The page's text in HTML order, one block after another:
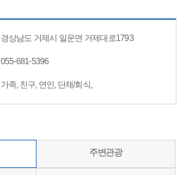
경상남도 거제시 일운면 거제대로1793
055-681-5396
가족, 친구, 연인, 단체/회식,
주변관광